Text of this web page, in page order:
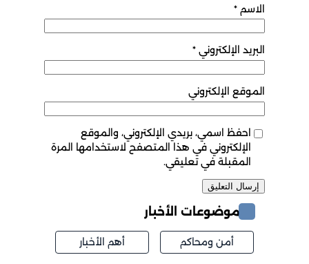
الاسم*
البريد الإلكتروني *
الموقع الإلكتروني
احفظ اسمي، بريدي الإلكتروني، والموقع
الإلكتروني في هذا المتصفح لاستخدامها المرة
المقبلة في تعليقي.
موضوعات الأخبار
أمن ومحاكم أهم الأخبار